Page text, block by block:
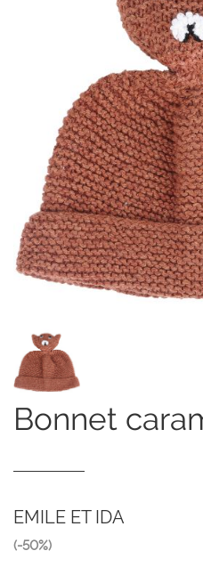
bonnet
EMILE ET IDA
(-50%)